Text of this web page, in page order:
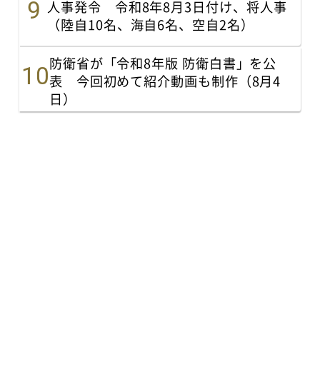
人事発令 令和8年8月3日付け、将人事
（陸自10名、海自6名、空自2名）
防衛省が「令和8年版 防衛白書」を公
表 今回初めて紹介動画も制作（8月4
日）